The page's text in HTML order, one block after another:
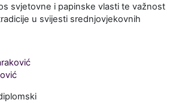
svjetovne i papinske vlasti te važnost
u svijesti srednjovjekovnih